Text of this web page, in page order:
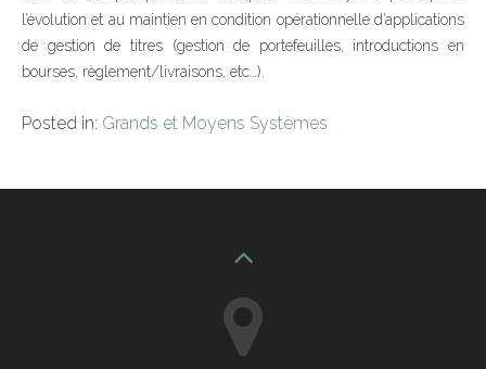
l’évolution et au maintien en condition opérationnelle d’applications
de gestion de titres (gestion de portefeuilles, introductions en
bourses, règlement/livraisons, etc…).
Posted in: Grands et Moyens Systèmes